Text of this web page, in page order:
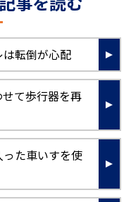
転倒が心配
て歩行器を再
た車いすを使